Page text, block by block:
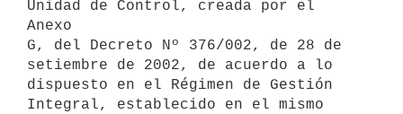
Unidad de Control, creada por el
Anexo
G, del Decreto Nº 376/002, de 28 de
setiembre de 2002, de acuerdo a lo
dispuesto en el Régimen de Gestión
Integral, establecido en el mismo